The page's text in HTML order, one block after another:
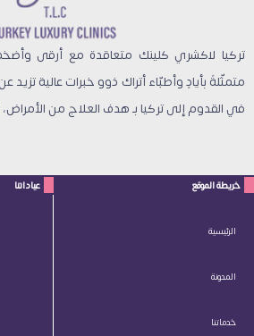
تركيا لاكشري كلينك متعاقدة مع أرقى وأضخم
في القدوم إلى تركيا بـ هدف العلاج من الأمراض،
خريطة الموقع
الرئيسية
المدونة
خدماتنا
عياداتنا